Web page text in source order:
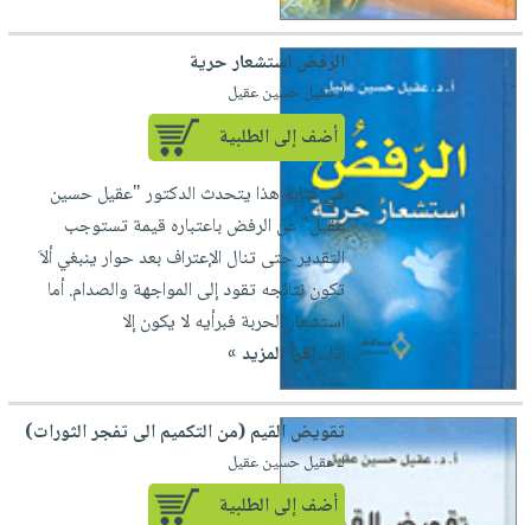
صابون
أطفال
مناسبات
فيديوهات
أسئلة
خدمات
وفرات
انشر
كتابك
تواصل
عربة
الإصدارات
الرفض استشعار حرية
لـ عقيل حسين عقيل
أضف إلى الطلبية
في كتابه هذا يتحدث الدكتور "عقيل حسين
عقيل" عن الرفض باعتباره قيمة تستوجب
التقدير حتى تنال الإعتراف بعد حوار ينبغي ألاَ
تكون نتائجه تقود إلى المواجهة والصدام. أما
استشعار الحربة فبرأيه لا يكون إلا
إذا...إقرأ المزيد »
تقويض القيم (من التكميم الى تفجر الثورات)
لـ عقيل حسين عقيل
أضف إلى الطلبية